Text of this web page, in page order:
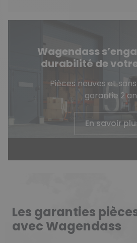
Wagendass
durabilité de
Pièces neuves et
garantie 2
En savoir
Les garanties
avec Wagendass